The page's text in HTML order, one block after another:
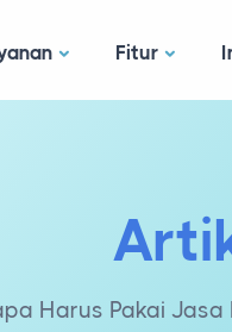
Fitur
Harus Pakai